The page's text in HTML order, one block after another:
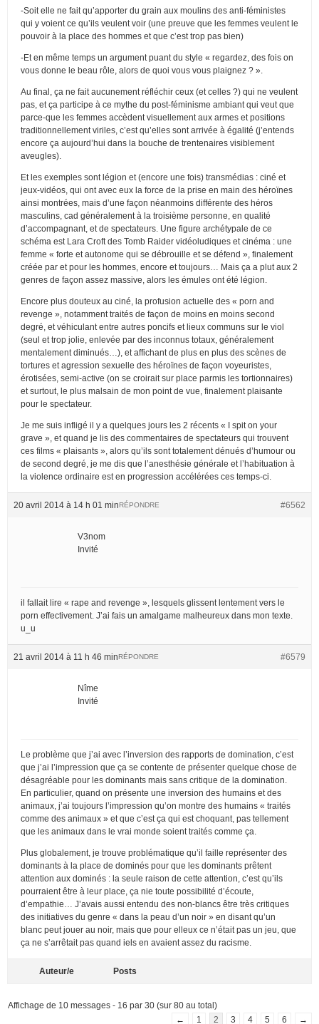
-Soit elle ne fait qu’apporter du grain aux moulins des anti-féministes
qui y voient ce qu’ils veulent voir (une preuve que les femmes veulent le
pouvoir à la place des hommes et que c’est trop pas bien)
-Et en même temps un argument puant du style « regardez, des fois on
vous donne le beau rôle, alors de quoi vous vous plaignez ? ».
Au final, ça ne fait aucunement réfléchir ceux (et celles ?) qui ne veulent
pas, et ça participe à ce mythe du post-féminisme ambiant qui veut que
parce-que les femmes accèdent visuellement aux armes et positions
traditionnellement viriles, c’est qu’elles sont arrivée à égalité (j’entends
encore ça aujourd’hui dans la bouche de trentenaires visiblement
aveugles).
Et les exemples sont légion et (encore une fois) transmédias : ciné et
jeux-vidéos, qui ont avec eux la force de la prise en main des héroïnes
ainsi montrées, mais d’une façon néanmoins différente des héros
masculins, cad généralement à la troisième personne, en qualité
d’accompagnant, et de spectateurs. Une figure archétypale de ce
schéma est Lara Croft des Tomb Raider vidéoludiques et cinéma : une
femme « forte et autonome qui se débrouille et se défend », finalement
créée par et pour les hommes, encore et toujours… Mais ça a plut aux 2
genres de façon assez massive, alors les émules ont été légion.
Encore plus douteux au ciné, la profusion actuelle des « porn and
revenge », notamment traités de façon de moins en moins second
degré, et véhiculant entre autres poncifs et lieux communs sur le viol
(seul et trop jolie, enlevée par des inconnus totaux, généralement
mentalement diminués…), et affichant de plus en plus des scènes de
tortures et agression sexuelle des héroïnes de façon voyeuristes,
érotisées, semi-active (on se croirait sur place parmis les tortionnaires)
et surtout, le plus malsain de mon point de vue, finalement plaisante
pour le spectateur.
Je me suis infligé il y a quelques jours les 2 récents « I spit on your
grave », et quand je lis des commentaires de spectateurs qui trouvent
ces films « plaisants », alors qu’ils sont totalement dénués d’humour ou
de second degré, je me dis que l’anesthésie générale et l’habituation à
la violence ordinaire est en progression accélérées ces temps-ci.
20 avril 2014 à 14 h 01 min #6562
RÉPONDRE
V3nom
Invité
il fallait lire « rape and revenge », lesquels glissent lentement vers le
porn effectivement. J’ai fais un amalgame malheureux dans mon texte.
u_u
21 avril 2014 à 11 h 46 min #6579
RÉPONDRE
Nîme
Invité
Le problème que j’ai avec l’inversion des rapports de domination, c’est
que j’ai l’impression que ça se contente de présenter quelque chose de
désagréable pour les dominants mais sans critique de la domination.
En particulier, quand on présente une inversion des humains et des
animaux, j’ai toujours l’impression qu’on montre des humains « traités
comme des animaux » et que c’est ça qui est choquant, pas tellement
que les animaux dans le vrai monde soient traités comme ça.
Plus globalement, je trouve problématique qu’il faille représenter des
dominants à la place de dominés pour que les dominants prêtent
attention aux dominés : la seule raison de cette attention, c’est qu’ils
pourraient être à leur place, ça nie toute possibilité d’écoute,
d’empathie… J’avais aussi entendu des non-blancs être très critiques
des initiatives du genre « dans la peau d’un noir » en disant qu’un
blanc peut jouer au noir, mais que pour elleux ce n’était pas un jeu, que
ça ne s’arrêtait pas quand iels en avaient assez du racisme.
Auteur/e Posts
Affichage de 10 messages - 16 par 30 (sur 80 au total)
←
1 2 3 4 5 6 →